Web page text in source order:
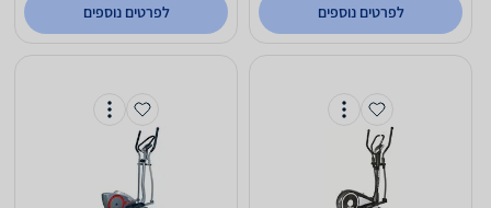
לפרטים נוספים לפרטים נוספים